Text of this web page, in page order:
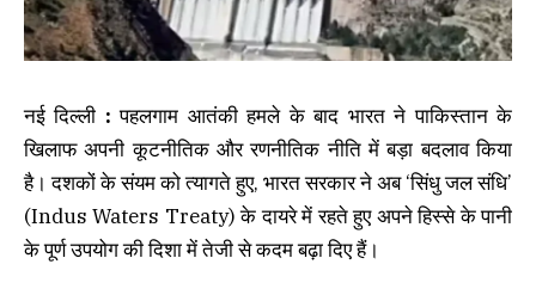
नई दिल्ली : पहलगाम आतंकी हमले के बाद भारत ने पाकिस्तान के
खिलाफ अपनी कूटनीतिक और रणनीतिक नीति में बड़ा बदलाव किया
है। दशकों के संयम को त्यागते हुए, भारत सरकार ने अब ‘सिंधु जल संधि’
(Indus Waters Treaty) के दायरे में रहते हुए अपने हिस्से के पानी
के पूर्ण उपयोग की दिशा में तेजी से कदम बढ़ा दिए हैं।